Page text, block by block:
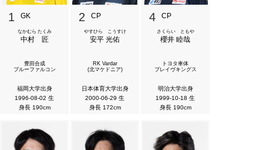
1 GK
なかむら たくみ
中村 匠
豊田合成
ブルーファルコン
福岡大学出身
1996-08-02 生
身長 190cm
2 CP
やすひら こうすけ
安平 光佑
RK Vardar
(北マケドニア)
日本体育大学出身
2000-06-29 生
身長 172cm
4 CP
さくらい ともや
櫻井 睦哉
トヨタ車体
ブレイヴキングス
明治大学出身
1999-10-18 生
身長 190cm